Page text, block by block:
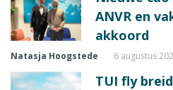
ANVR en
akkoord
Natasja Hoogstede 6 augustus
TUI fly